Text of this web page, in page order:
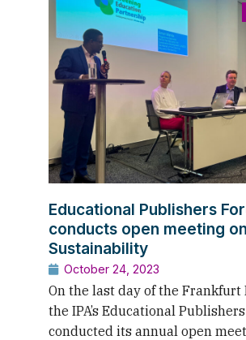
Educational Publishers
conducts open meeting on
Sustainability
October 24, 2023
On the last day of the Frankfurt
the IPA’s Educational
conducted its annual open